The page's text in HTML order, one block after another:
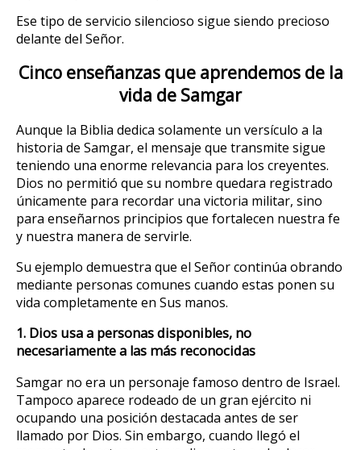
Ese tipo de servicio silencioso sigue siendo precioso
delante del Señor.
Cinco enseñanzas que aprendemos de la
vida de Samgar
Aunque la Biblia dedica solamente un versículo a la
historia de Samgar, el mensaje que transmite sigue
teniendo una enorme relevancia para los creyentes.
Dios no permitió que su nombre quedara registrado
únicamente para recordar una victoria militar, sino
para enseñarnos principios que fortalecen nuestra fe
y nuestra manera de servirle.
Su ejemplo demuestra que el Señor continúa obrando
mediante personas comunes cuando estas ponen su
vida completamente en Sus manos.
1. Dios usa a personas disponibles, no
necesariamente a las más reconocidas
Samgar no era un personaje famoso dentro de Israel.
Tampoco aparece rodeado de un gran ejército ni
ocupando una posición destacada antes de ser
llamado por Dios. Sin embargo, cuando llegó el